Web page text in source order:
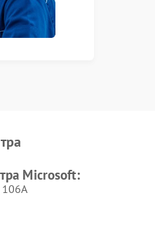
Microsoft:
106А